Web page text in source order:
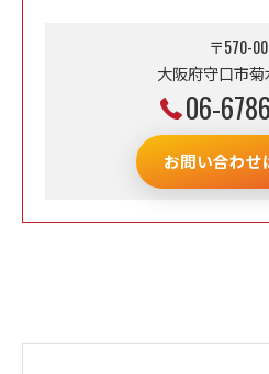
〒570-
大阪府守口市菊
06-
お問い合わせ